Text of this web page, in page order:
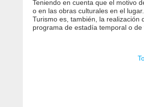
Teniendo en cuenta que el motivo
o en las obras culturales en el lugar.
Turismo es, también, la realización
programa de estadía temporal o de